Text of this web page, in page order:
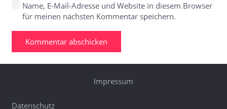
Name, E-Mail-Adresse und Website in diesem Browser
für meinen nächsten Kommentar speichern.
Kommentar abschicken
Impressum
Datenschutz